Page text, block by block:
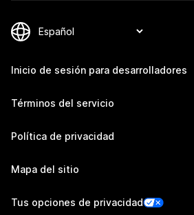
Inicio de sesión para desarrolladores
Términos del servicio
Política de privacidad
Mapa del sitio
Tus opciones de privacidad